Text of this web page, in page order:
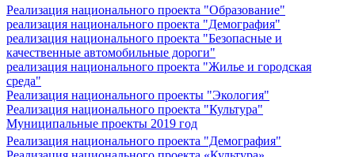
Реализация национального проекта "Образование"
реализация национального проекта "Демография"
реализация национального проекта "Безопасные и
качественные автомобильные дороги"
реализация национального проекта "Жилье и городская
среда"
Реализация национального проекты "Экология"
Реализация национального проекта "Культура"
Муниципальные проекты 2019 год
Реализация национального проекта "Демография"